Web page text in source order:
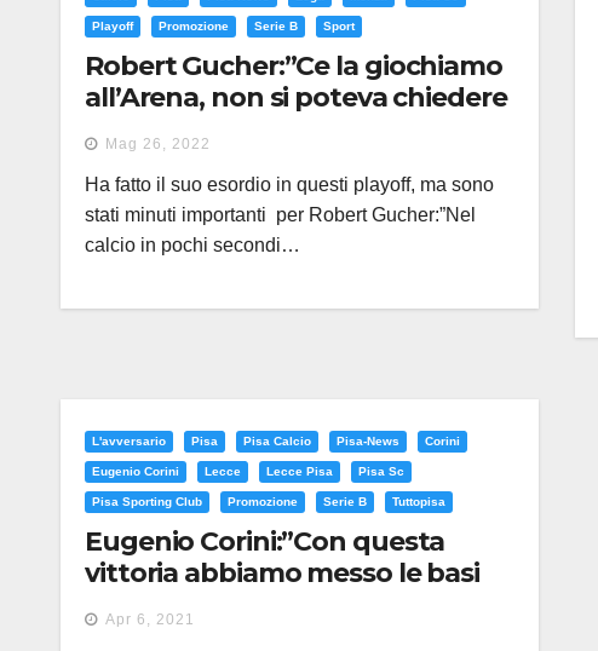
Playoff Promozione Serie B Sport
Robert Gucher:”Ce la giochiamo
all’Arena, non si poteva chiedere
di più”
Mag 26, 2022
Ha fatto il suo esordio in questi playoff, ma sono
stati minuti importanti per Robert Gucher:”Nel
calcio in pochi secondi…
L'avversario Pisa Pisa Calcio Pisa-News Corini
Eugenio Corini Lecce Lecce Pisa Pisa Sc
Pisa Sporting Club Promozione Serie B Tuttopisa
Eugenio Corini:”Con questa
vittoria abbiamo messo le basi
per un sogno”
Apr 6, 2021